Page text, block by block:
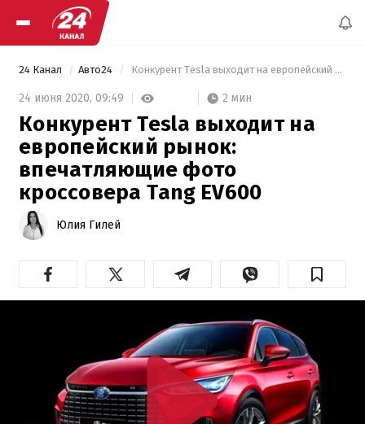
24 Канал Авто24 Конкурент Tesla выходит на европейский рынок: впечатляющие фото кроссовера Tang EV600
24 июня 2020, 09:49 2 мин
Конкурент Tesla выходит на
европейский рынок:
впечатляющие фото
кроссовера Tang EV600
Юлия Гилей